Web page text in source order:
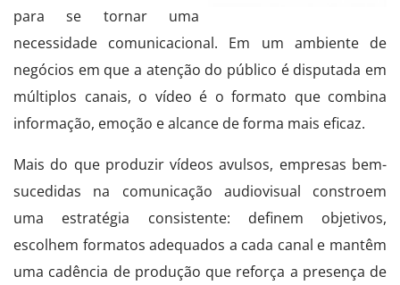
para se tornar uma
necessidade comunicacional. Em um ambiente de
negócios em que a atenção do público é disputada em
múltiplos canais, o vídeo é o formato que combina
informação, emoção e alcance de forma mais eficaz.
Mais do que produzir vídeos avulsos, empresas bem-
sucedidas na comunicação audiovisual constroem
uma estratégia consistente: definem objetivos,
escolhem formatos adequados a cada canal e mantêm
uma cadência de produção que reforça a presença de